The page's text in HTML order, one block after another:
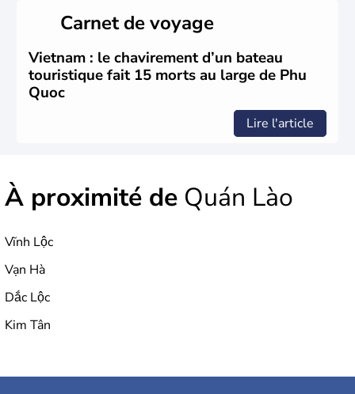
nom récent de l'ancienne Saïgon.
Carnet de voyage
Vietnam : le chavirement d’un bateau
touristique fait 15 morts au large de Phu
Quoc
Lire l'article
À proximité de Quán Lào
Vĩnh Lộc
Vạn Hà
Dắc Lộc
Kim Tân